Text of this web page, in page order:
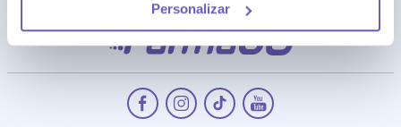
Personalizar